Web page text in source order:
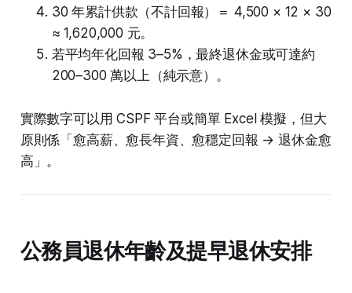
30 年累計供款（不計回報）＝ 4,500 × 12 × 30
≈ 1,620,000 元。
若平均年化回報 3–5%，最終退休金或可達約
200–300 萬以上（純示意）。
實際數字可以用 CSPF 平台或簡單 Excel 模擬，但大
原則係「愈高薪、愈長年資、愈穩定回報 → 退休金愈
高」。
公務員退休年齡及提早退休安排